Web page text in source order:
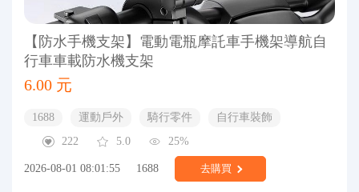
【防水手機支架】電動電瓶摩託車手機架導航自
行車車載防水機支架
6.00 元
1688 運動戶外 騎行零件
自行車裝飾
222
5.0 25%
2026-08-01 08:01:55 1688 去購買